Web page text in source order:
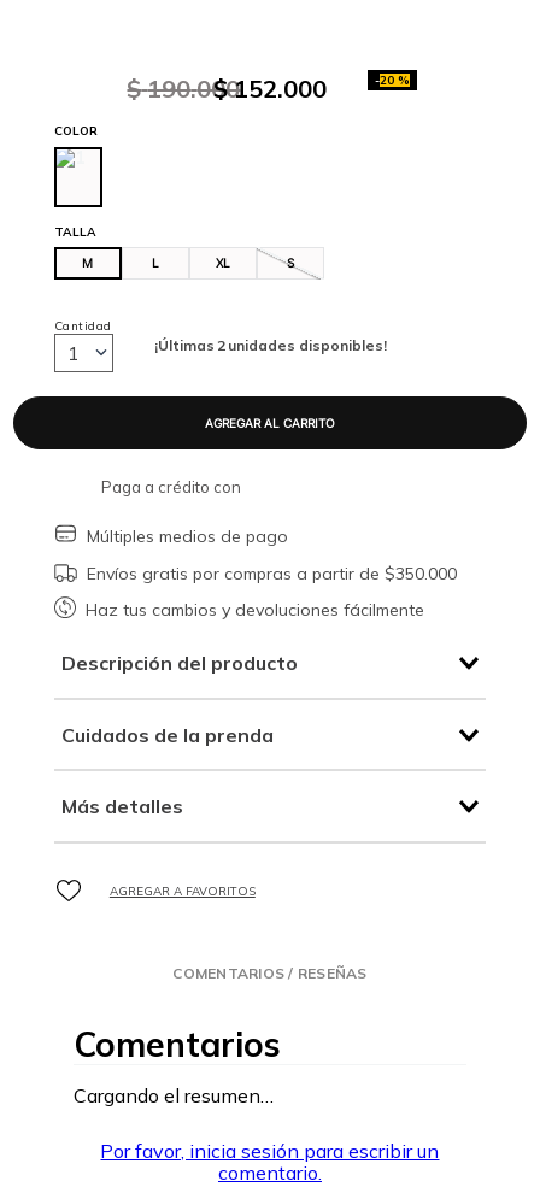
$ 190.000
$ 152.000 -20 %
TALLA
M L XL S
COLOR
¡Últimas 2 unidades disponibles!
Cantidad
1
Paga a crédito con
Múltiples medios de pago
Envíos gratis por compras a partir de $350.000
Haz tus cambios y devoluciones fácilmente
Descripción del producto
Cuidados de la prenda
Más detalles
COMENTARIOS / RESEÑAS
Comentarios
Cargando el resumen…
Por favor, inicia sesión para escribir un
comentario.